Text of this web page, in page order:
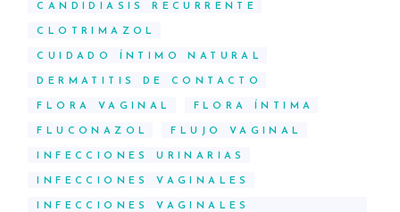
CANDIDIASIS RECURRENTE
CLOTRIMAZOL
CUIDADO ÍNTIMO NATURAL
DERMATITIS DE CONTACTO
FLORA VAGINAL FLORA ÍNTIMA
FLUCONAZOL FLUJO VAGINAL
INFECCIONES URINARIAS
INFECCIONES VAGINALES
INFECCIONES VAGINALES